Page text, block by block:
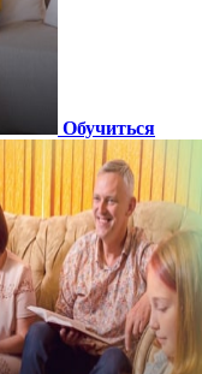
Обучиться